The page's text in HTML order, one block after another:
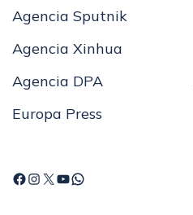
Agencia Sputnik
Agencia Xinhua
Agencia DPA
Europa Press